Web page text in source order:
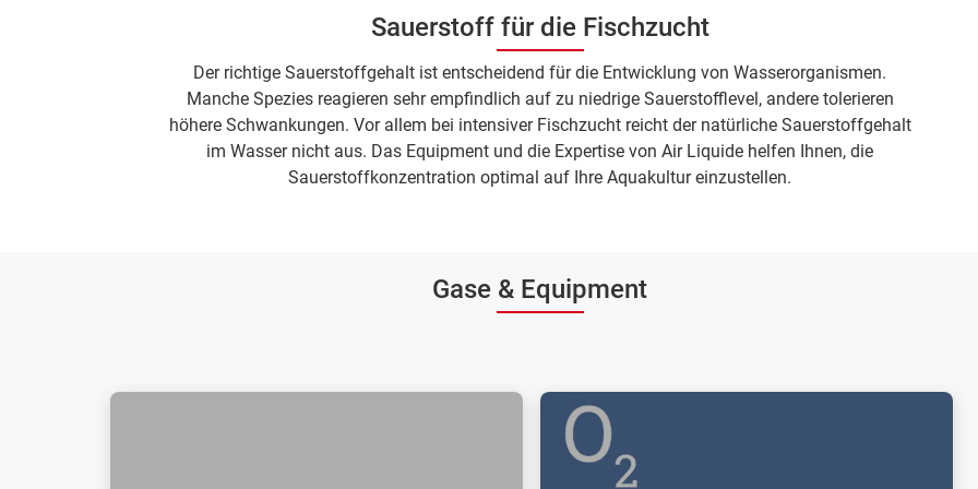
Sauerstoff für die Fischzucht
Der richtige Sauerstoffgehalt ist entscheidend für die Entwicklung von Wasserorganismen.
Manche Spezies reagieren sehr empfindlich auf zu niedrige Sauerstofflevel, andere tolerieren
höhere Schwankungen. Vor allem bei intensiver Fischzucht reicht der natürliche Sauerstoffgehalt
im Wasser nicht aus. Das Equipment und die Expertise von Air Liquide helfen Ihnen, die
Sauerstoffkonzentration optimal auf Ihre Aquakultur einzustellen.
Gase & Equipment